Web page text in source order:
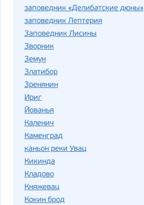
заповедник «Делибатские дюны»
заповедник Лептерия
Заповедник Лисины
Зворник
Земун
Златибор
Зренянин
Ириг
Йованья
Каленич
Каменград
каньон реки Увац
Кикинда
Кладово
Княжевац
Кокин брод